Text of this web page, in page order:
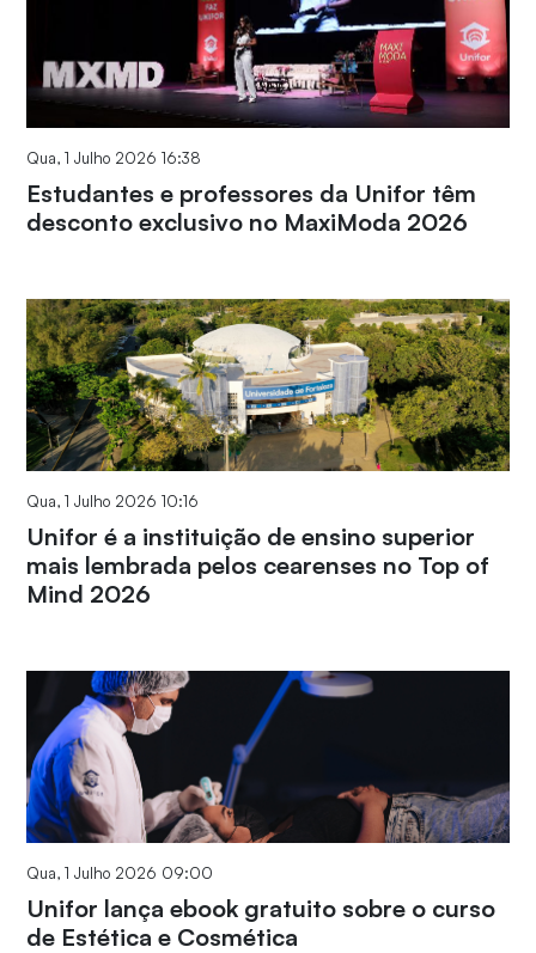
Qua, 1 Julho 2026 16:38
Estudantes e professores da Unifor têm
desconto exclusivo no MaxiModa 2026
Qua, 1 Julho 2026 10:16
Unifor é a instituição de ensino superior
mais lembrada pelos cearenses no Top of
Mind 2026
Qua, 1 Julho 2026 09:00
Unifor lança ebook gratuito sobre o curso
de Estética e Cosmética